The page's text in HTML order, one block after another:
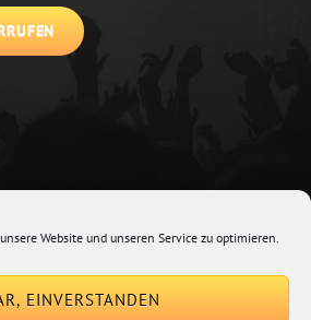
Website und unseren Service zu optimieren.
EINVERSTANDEN
By Catch Themes